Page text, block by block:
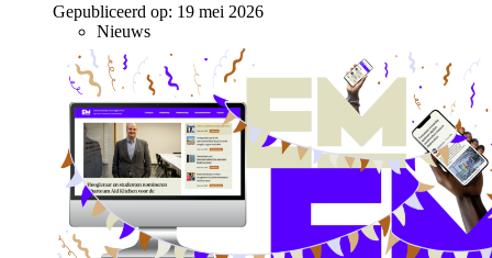
Gepubliceerd op: 19 mei 2026
Nieuws